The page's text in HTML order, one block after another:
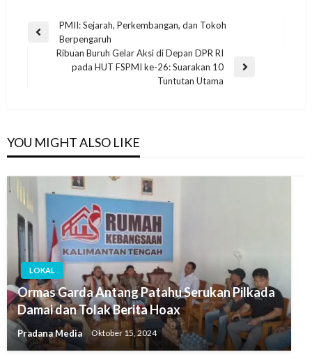
PMII: Sejarah, Perkembangan, dan Tokoh
Berpengaruh
Ribuan Buruh Gelar Aksi di Depan DPR RI
pada HUT FSPMI ke-26: Suarakan 10
Tuntutan Utama
YOU MIGHT ALSO LIKE
LOKAL
Ormas Garda Antang Patahu Serukan Pilkada
Damai dan Tolak Berita Hoax
Pradana Media Oktober 15, 2024